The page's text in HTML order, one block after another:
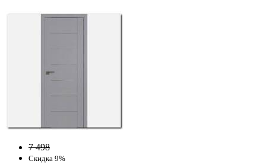
7 498
Скидка 9%